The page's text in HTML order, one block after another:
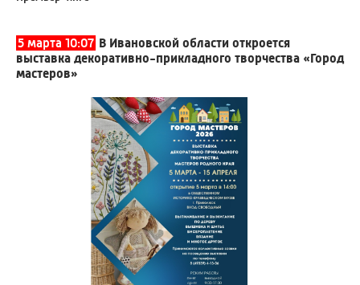
5 марта 10:07 В Ивановской области откроется
выставка декоративно-прикладного творчества «Город
мастеров»